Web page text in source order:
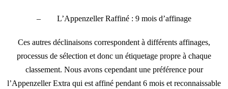
– L’Appenzeller Raffiné : 9 mois d’affinage
Ces autres déclinaisons correspondent à différents affinages,
processus de sélection et donc un étiquetage propre à chaque
classement. Nous avons cependant une préférence pour
l’Appenzeller Extra qui est affiné pendant 6 mois et reconnaissable